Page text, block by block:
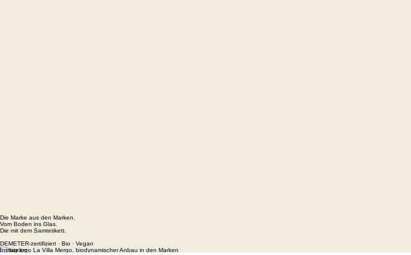
Die Marke aus den Marken.
Die mit dem Samtetikett.